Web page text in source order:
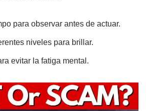
para observar antes de actuar.
niveles para brillar.
evitar la fatiga mental.